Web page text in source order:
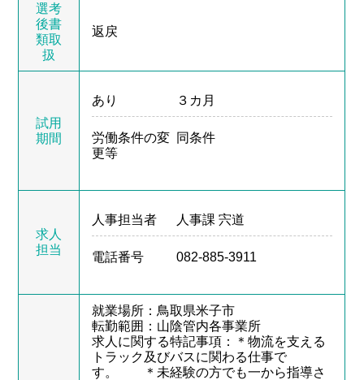
選考
後書
類取
扱
返戻
試用
期間
あり ３カ月
労働条件の変
更等
同条件
求人
担当
人事担当者 人事課 宍道
電話番号 082-885-3911
就業場所：鳥取県米子市
転勤範囲：山陰管内各事業所
求人に関する特記事項：＊物流を支える
トラック及びバスに関わる仕事で
す。 ＊未経験の方でも一から指導さ